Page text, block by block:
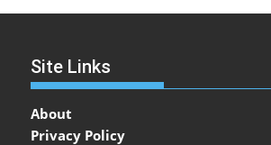
Site Links
About
Privacy Policy